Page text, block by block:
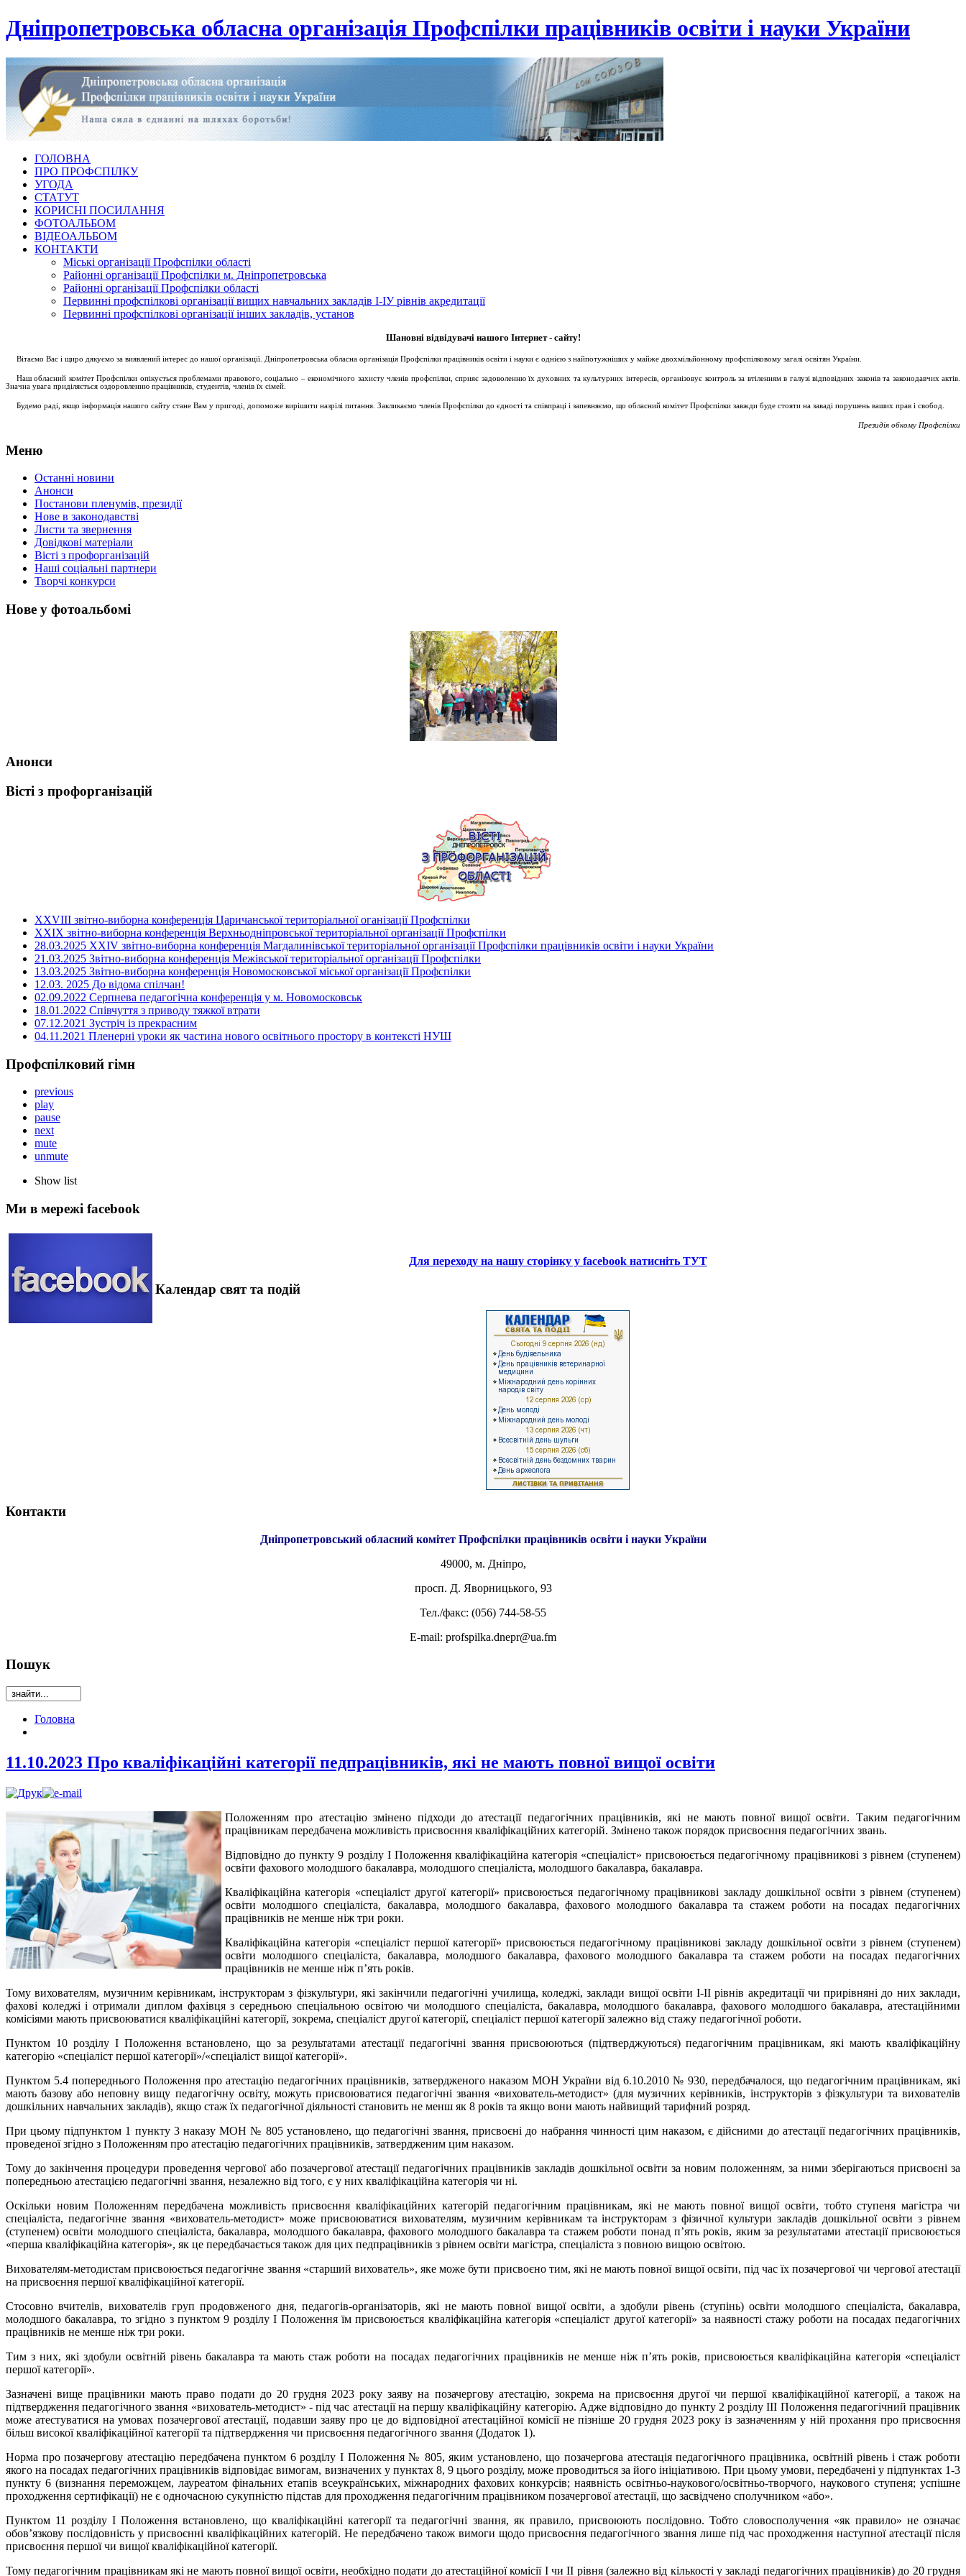
Дніпропетровська обласна організація Профспілки працівників освіти і науки України
ГОЛОВНА
ПРО ПРОФСПІЛКУ
УГОДА
СТАТУТ
КОРИСНІ ПОСИЛАННЯ
ФОТОАЛЬБОМ
ВІДЕОАЛЬБОМ
КОНТАКТИ
Міські організації Профспілки області
Районні організації Профспілки м. Дніпропетровська
Районні організації Профспілки області
Первинні профспілкові організації вищих навчальних закладів І-ІУ рівнів акредитації
Первинні профспілкові організації інших закладів, установ
Шановні відвідувачі нашого Інтернет - сайту!
Вітаємо Вас і щиро дякуємо за виявлений інтерес до нашої організації. Дніпропетровська обласна організація Профспілки працівників освіти і науки є однією з найпотужніших у майже двохмільйонному профспілковому загалі освітян України.
Наш обласний комітет Профспілки опікується проблемами правового, соціально – економічного захисту членів профспілки, сприяє задоволенню їх духовних та культурних інтересів, організовує контроль за втіленням в галузі відповідних законів та законодавчих актів.
Значна увага приділяється оздоровленню працівників, студентів, членів їх сімей.
Будемо раді, якщо інформація нашого сайту стане Вам у пригоді, допоможе вирішити назрілі питання. Закликаємо членів Профспілки до єдності та співпраці і запевняємо, що обласний комітет Профспілки завжди буде стояти на заваді порушень ваших прав і свобод.
Президія обкому Профспілки
Меню
Останні новини
Анонси
Постанови пленумів, президії
Нове в законодавстві
Листи та звернення
Довідкові матеріали
Вісті з профорганізацій
Наші соціальні партнери
Творчі конкурси
Нове у фотоальбомі
Анонси
Вісті з профорганізацій
ХХVIII звітно-виборна конференція Царичанської територіальної оганізації Профспілки
XXIX звітно-виборна конференція Верхньодніпровської територіальної організації Профспілки
28.03.2025 ХХІV звітно-виборна конференція Магдалинівської територіальної організації Профспілки працівників освіти і науки України
21.03.2025 Звітно-виборна конференція Межівської територіальної організації Профспілки
13.03.2025 Звітно-виборна конференція Новомосковської міської організації Профспілки
12.03. 2025 До відома спілчан!
02.09.2022 Серпнева педагогічна конференція у м. Новомосковськ
18.01.2022 Співчуття з приводу тяжкої втрати
07.12.2021 Зустріч із прекрасним
04.11.2021 Пленерні уроки як частина нового освітнього простору в контексті НУШ
Профспілковий гімн
previous
play
pause
next
mute
unmute
Show list
Ми в мережі facebook
Для переходу на нашу сторінку у facebook натисніть ТУТ
Календар свят та подій
Контакти
Дніпропетровський обласний комітет Профспілки працівників освіти і науки України
49000, м. Дніпро,
просп. Д. Яворницького, 93
Тел./факс: (056) 744-58-55
E-mail: profspilka.dnepr@ua.fm
Пошук
Головна
11.10.2023 Про кваліфікаційні категорії педпрацівників, які не мають повної вищої освіти
Положенням про атестацію змінено підходи до атестації педагогічних працівників, які не мають повної вищої освіти. Таким педагогічним
працівникам передбачена можливість присвоєння кваліфікаційних категорій. Змінено також порядок присвоєння педагогічних звань.
Відповідно до пункту 9 розділу І Положення кваліфікаційна категорія «спеціаліст» присвоюється педагогічному працівникові з рівнем (ступенем)
освіти фахового молодшого бакалавра, молодшого спеціаліста, молодшого бакалавра, бакалавра.
Кваліфікаційна категорія «спеціаліст другої категорії» присвоюється педагогічному працівникові закладу дошкільної освіти з рівнем (ступенем)
освіти молодшого спеціаліста, бакалавра, молодшого бакалавра, фахового молодшого бакалавра та стажем роботи на посадах педагогічних
працівників не менше ніж три роки.
Кваліфікаційна категорія «спеціаліст першої категорії» присвоюється педагогічному працівникові закладу дошкільної освіти з рівнем (ступенем)
освіти молодшого спеціаліста, бакалавра, молодшого бакалавра, фахового молодшого бакалавра та стажем роботи на посадах педагогічних
працівників не менше ніж п’ять років.
Тому вихователям, музичним керівникам, інструкторам з фізкультури, які закінчили педагогічні училища, коледжі, заклади вищої освіти І-ІІ рівнів акредитації чи прирівняні до них заклади,
фахові коледжі і отримали диплом фахівця з середньою спеціальною освітою чи молодшого спеціаліста, бакалавра, молодшого бакалавра, фахового молодшого бакалавра, атестаційними
комісіями мають присвоюватися кваліфікаційні категорії, зокрема, спеціаліст другої категорії, спеціаліст першої категорії залежно від стажу педагогічної роботи.
Пунктом 10 розділу І Положення встановлено, що за результатами атестації педагогічні звання присвоюються (підтверджуються) педагогічним працівникам, які мають кваліфікаційну
категорію «спеціаліст першої категорії»/«спеціаліст вищої категорії».
Пунктом 5.4 попереднього Положення про атестацію педагогічних працівників, затвердженого наказом МОН України від 6.10.2010 № 930, передбачалося, що педагогічним працівникам, які
мають базову або неповну вищу педагогічну освіту, можуть присвоюватися педагогічні звання «вихователь-методист» (для музичних керівників, інструкторів з фізкультури та вихователів
дошкільних навчальних закладів), якщо стаж їх педагогічної діяльності становить не менш як 8 років та якщо вони мають найвищий тарифний розряд.
При цьому підпунктом 1 пункту 3 наказу МОН № 805 установлено, що педагогічні звання, присвоєні до набрання чинності цим наказом, є дійсними до атестації педагогічних працівників,
проведеної згідно з Положенням про атестацію педагогічних працівників, затвердженим цим наказом.
Тому до закінчення процедури проведення чергової або позачергової атестації педагогічних працівників закладів дошкільної освіти за новим положенням, за ними зберігаються присвоєні за
попередньою атестацією педагогічні звання, незалежно від того, є у них кваліфікаційна категорія чи ні.
Оскільки новим Положенням передбачена можливість присвоєння кваліфікаційних категорій педагогічним працівникам, які не мають повної вищої освіти, тобто ступеня магістра чи
спеціаліста, педагогічне звання «вихователь-методист» може присвоюватися вихователям, музичним керівникам та інструкторам з фізичної культури закладів дошкільної освіти з рівнем
(ступенем) освіти молодшого спеціаліста, бакалавра, молодшого бакалавра, фахового молодшого бакалавра та стажем роботи понад п’ять років, яким за результатами атестації присвоюється
«перша кваліфікаційна категорія», як це передбачається також для цих педпрацівників з рівнем освіти магістра, спеціаліста з повною вищою освітою.
Вихователям-методистам присвоюється педагогічне звання «старший вихователь», яке може бути присвоєно тим, які не мають повної вищої освіти, під час їх позачергової чи чергової атестації
на присвоєння першої кваліфікаційної категорії.
Стосовно вчителів, вихователів груп продовженого дня, педагогів-організаторів, які не мають повної вищої освіти, а здобули рівень (ступінь) освіти молодшого спеціаліста, бакалавра,
молодшого бакалавра, то згідно з пунктом 9 розділу І Положення їм присвоюється кваліфікаційна категорія «спеціаліст другої категорії» за наявності стажу роботи на посадах педагогічних
працівників не менше ніж три роки.
Тим з них, які здобули освітній рівень бакалавра та мають стаж роботи на посадах педагогічних працівників не менше ніж п’ять років, присвоюється кваліфікаційна категорія «спеціаліст
першої категорії».
Зазначені вище працівники мають право подати до 20 грудня 2023 року заяву на позачергову атестацію, зокрема на присвоєння другої чи першої кваліфікаційної категорії, а також на
підтвердження педагогічного звання «вихователь-методист» - під час атестації на першу кваліфікаційну категорію. Адже відповідно до пункту 2 розділу ІІІ Положення педагогічний працівник
може атестуватися на умовах позачергової атестації, подавши заяву про це до відповідної атестаційної комісії не пізніше 20 грудня 2023 року із зазначенням у ній прохання про присвоєння
більш високої кваліфікаційної категорії та підтвердження чи присвоєння педагогічного звання (Додаток 1).
Норма про позачергову атестацію передбачена пунктом 6 розділу І Положення № 805, яким установлено, що позачергова атестація педагогічного працівника, освітній рівень і стаж роботи
якого на посадах педагогічних працівників відповідає вимогам, визначених у пунктах 8, 9 цього розділу, може проводиться за його ініціативою. При цьому умови, передбачені у підпунктах 1-3
пункту 6 (визнання переможцем, лауреатом фінальних етапів всеукраїнських, міжнародних фахових конкурсів; наявність освітньо-наукового/освітньо-творчого, наукового ступеня; успішне
проходження сертифікації) не є одночасною сукупністю підстав для проходження педагогічним працівником позачергової атестації, що засвідчено сполучником «або».
Пунктом 11 розділу І Положення встановлено, що кваліфікаційні категорії та педагогічні звання, як правило, присвоюють послідовно. Тобто словосполучення «як правило» не означає
обов’язкову послідовність у присвоєнні кваліфікаційних категорій. Не передбачено також вимоги щодо присвоєння педагогічного звання лише під час проходження наступної атестації після
присвоєння першої чи вищої кваліфікаційної категорії.
Тому педагогічним працівникам які не мають повної вищої освіти, необхідно подати до атестаційної комісії І чи ІІ рівня (залежно від кількості у закладі педагогічних працівників) до 20 грудня